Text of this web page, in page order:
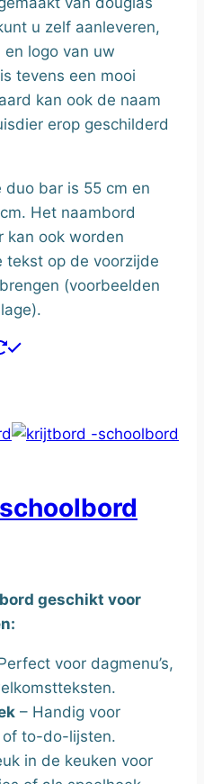
€225.00
u zelf aanleveren,
logo van uw
tevens een mooi
kan ook de naam
erop geschilderd
bar is 55 cm en
Het naambord
kan ook worden
tekst op de voorzijde
(voorbeelden
Dit
meerdere
variaties.
optie
kan
op geschikt voor
voor dagmenu’s,
– Handig voor
of to-do-lijsten.
in de keuken voor